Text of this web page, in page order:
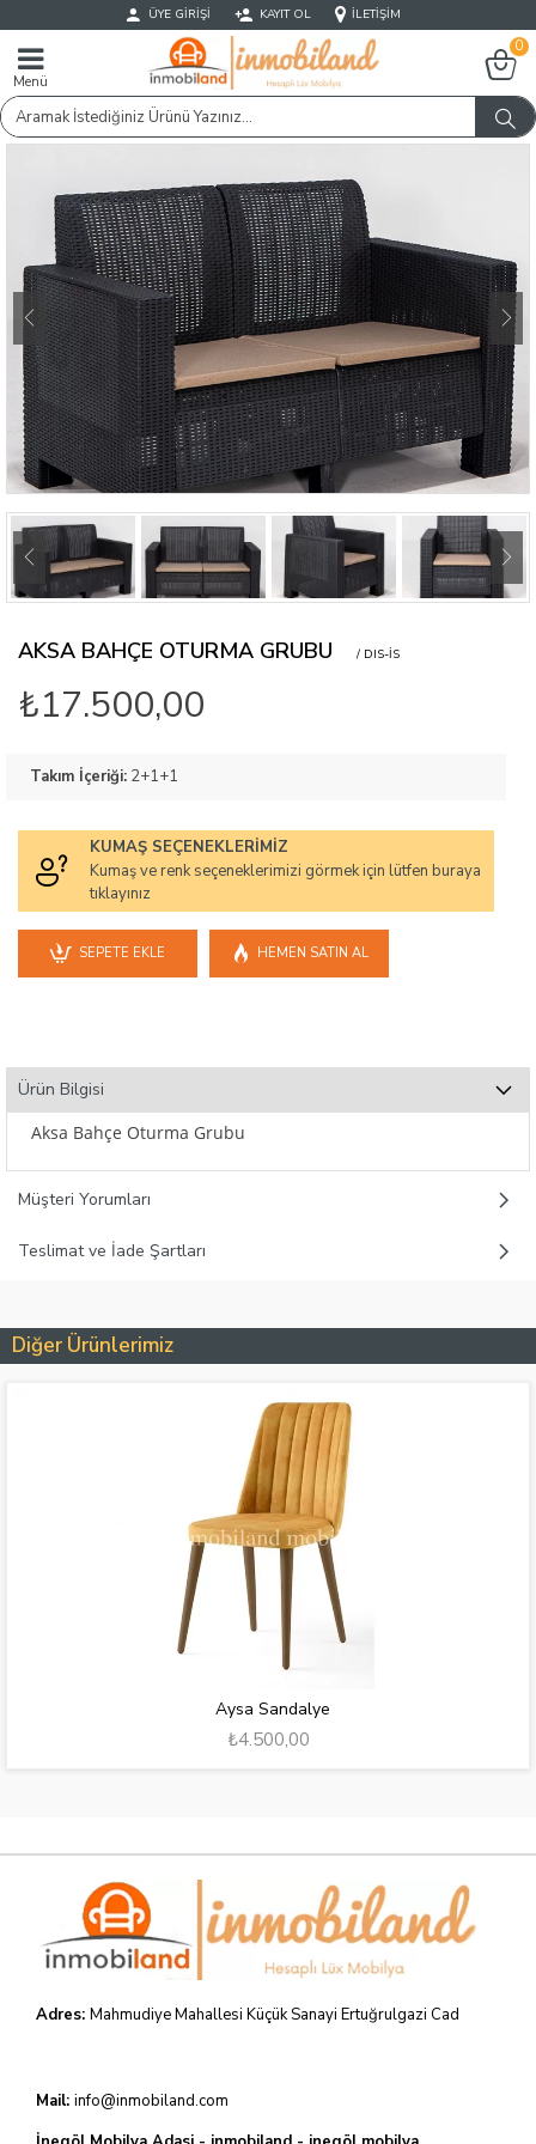
ÜYE GIRIŞI KAYIT OL İLETIŞIM
Menü
0
AKSA BAHÇE OTURMA GRUBU / DIS-IS
KUMAŞ SEÇENEKLERIMIZ
Kumaş ve renk seçeneklerimizi görmek için lütfen buraya
tıklayınız
Takım İçeriği: 2+1+1
₺17.500,00
SEPETE EKLE HEMEN SATIN AL
Ürün Bilgisi
Aksa Bahçe Oturma Grubu
Müşteri Yorumları
Teslimat ve İade Şartları
Diğer Ürünlerimiz
Aysa Sandalye
₺4.500,00
Adres: Mahmudiye Mahallesi Küçük Sanayi Ertuğrulgazi Cad
Mail: info@inmobiland.com